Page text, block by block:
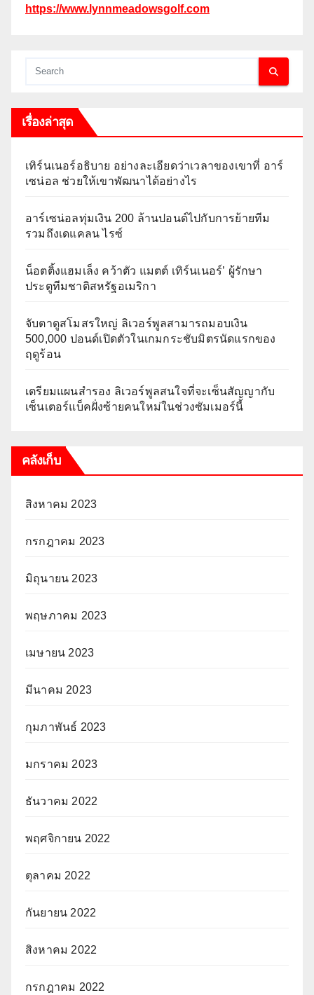
https://www.lynnmeadowsgolf.com
เรื่องล่าสุด
เทิร์นเนอร์อธิบาย อย่างละเอียดว่าเวลาของเขาที่ อาร์
เซน่อล ช่วยให้เขาพัฒนาได้อย่างไร
อาร์เซน่อลทุ่มเงิน 200 ล้านปอนด์ไปกับการย้ายทีม
รวมถึงเดแคลน ไรซ์
น็อตติ้งแฮมเล็ง คว้าตัว แมตต์ เทิร์นเนอร์’ ผู้รักษา
ประตูทีมชาติสหรัฐอเมริกา
จับตาดูสโมสรใหญ่ ลิเวอร์พูลสามารถมอบเงิน
500,000 ปอนด์เปิดตัวในเกมกระชับมิตรนัดแรกของ
ฤดูร้อน
เตรียมแผนสำรอง ลิเวอร์พูลสนใจที่จะเซ็นสัญญากับ
เซ็นเตอร์แบ็คฝั่งซ้ายคนใหม่ในช่วงซัมเมอร์นี้
คลังเก็บ
สิงหาคม 2023
กรกฎาคม 2023
มิถุนายน 2023
พฤษภาคม 2023
เมษายน 2023
มีนาคม 2023
กุมภาพันธ์ 2023
มกราคม 2023
ธันวาคม 2022
พฤศจิกายน 2022
ตุลาคม 2022
กันยายน 2022
สิงหาคม 2022
กรกฎาคม 2022